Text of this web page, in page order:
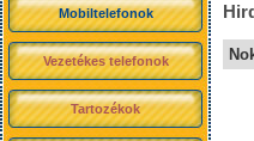
Mobiltelefonok
Vezetékes telefonok
Tartozékok